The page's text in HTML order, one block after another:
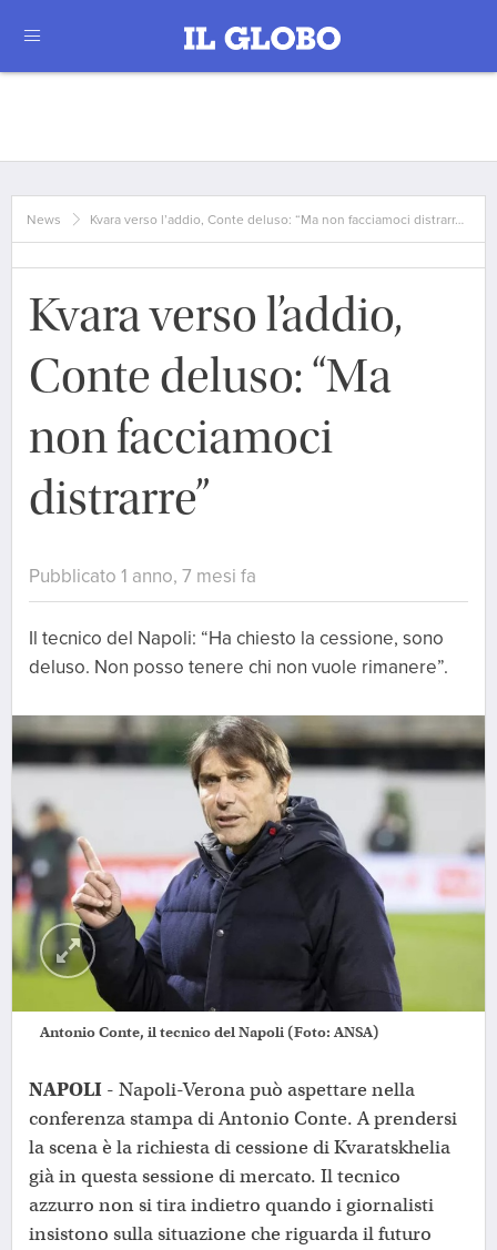
News Kvara verso l’addio, Conte deluso: “Ma non facciamoci distrarr…
Kvara verso l’addio,
Conte deluso: “Ma
non facciamoci
distrarre”
Pubblicato 1 anno, 7 mesi fa
Il tecnico del Napoli: “Ha chiesto la cessione, sono
deluso. Non posso tenere chi non vuole rimanere”.
Antonio Conte, il tecnico del Napoli (Foto: ANSA)
NAPOLI - Napoli-Verona può aspettare nella
conferenza stampa di Antonio Conte. A prendersi
la scena è la richiesta di cessione di Kvaratskhelia
già in questa sessione di mercato. Il tecnico
azzurro non si tira indietro quando i giornalisti
insistono sulla situazione che riguarda il futuro